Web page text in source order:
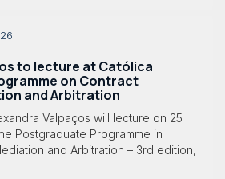
to lecture at Católica
on Contract
and Arbitration
Valpaços will lecture on 25
Postgraduate Programme in
and Arbitration – 3rd edition,